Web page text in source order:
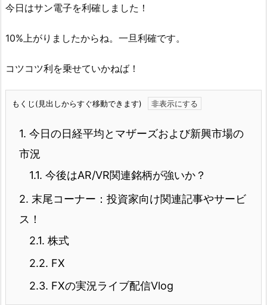
今日はサン電子を利確しました！
10%上がりましたからね。一旦利確です。
コツコツ利を乗せていかねば！
もくじ(見出しからすぐ移動できます)
1. 今日の日経平均とマザーズおよび新興市場の
市況
1.1. 今後はAR/VR関連銘柄が強いか？
2. 末尾コーナー：投資家向け関連記事やサービ
ス！
2.1. 株式
2.2. FX
2.3. FXの実況ライブ配信Vlog